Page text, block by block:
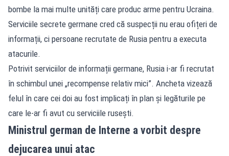
bombe la mai multe unități care produc arme pentru Ucraina.
Serviciile secrete germane cred că suspecții nu erau ofițeri de
informații, ci persoane recrutate de Rusia pentru a executa
atacurile.
Potrivit serviciilor de informații germane, Rusia i-ar fi recrutat
în schimbul unei „recompense relativ mici”. Ancheta vizează
felul în care cei doi au fost implicați în plan și legăturile pe
care le-ar fi avut cu serviciile rusești.
Ministrul german de Interne a vorbit despre
dejucarea unui atac